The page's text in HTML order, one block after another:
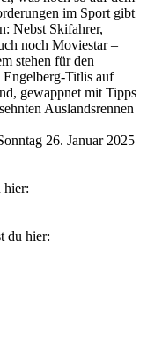
im Sport gibt
Nebst Skifahrer,
noch Moviestar –
stehen für den
Titlis auf
gewappnet mit Tipps
Auslandsrennen
26. Januar 2025
hier:
du hier: